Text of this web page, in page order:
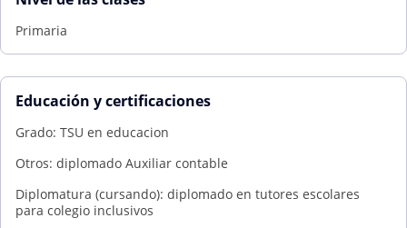
Primaria
Educación y certificaciones
Grado: TSU en educacion
Otros: diplomado Auxiliar contable
Diplomatura (cursando): diplomado en tutores escolares
para colegio inclusivos